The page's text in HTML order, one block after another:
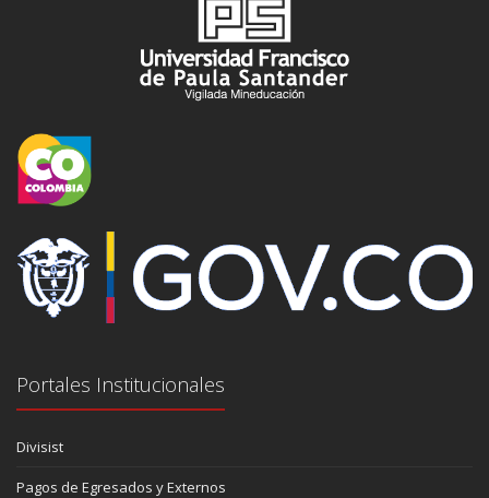
Portales Institucionales
Divisist
Pagos de Egresados y Externos